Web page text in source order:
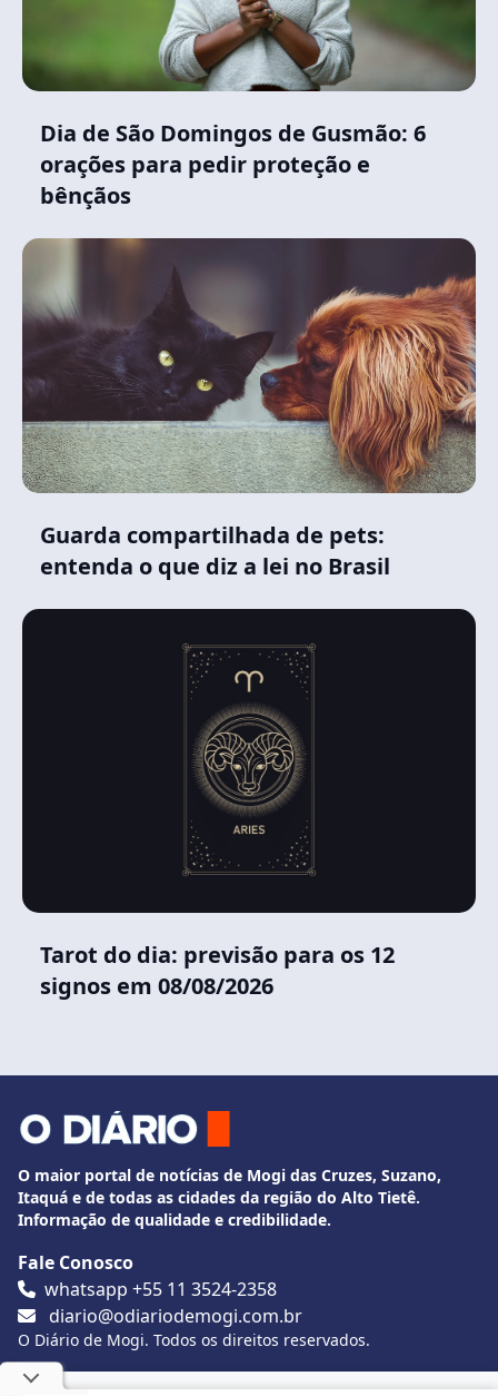
Dia de São Domingos de Gusmão: 6
orações para pedir proteção e
bênçãos
Guarda compartilhada de pets:
entenda o que diz a lei no Brasil
Tarot do dia: previsão para os 12
signos em 08/08/2026
O maior portal de notícias de Mogi das Cruzes, Suzano,
Itaquá e de todas as cidades da região do Alto Tietê.
Informação de qualidade e credibilidade.
Fale Conosco
whatsapp +55 11 3524-2358
diario@odiariodemogi.com.br
O Diário de Mogi. Todos os direitos reservados.